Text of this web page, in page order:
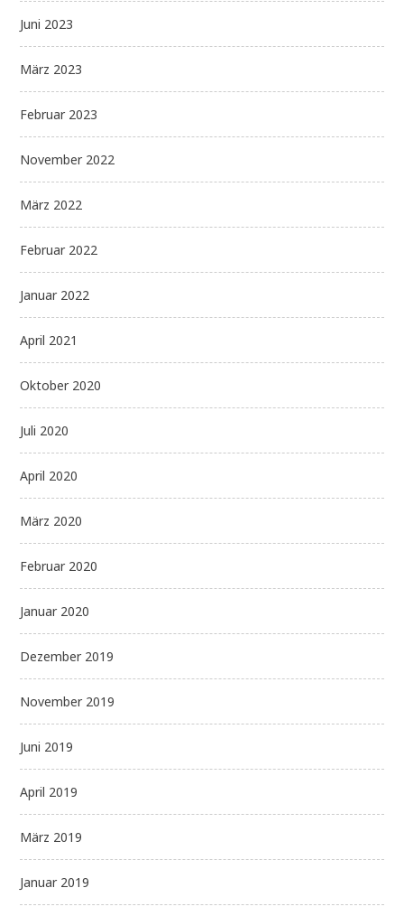
Juni 2023
März 2023
Februar 2023
November 2022
März 2022
Februar 2022
Januar 2022
April 2021
Oktober 2020
Juli 2020
April 2020
März 2020
Februar 2020
Januar 2020
Dezember 2019
November 2019
Juni 2019
April 2019
März 2019
Januar 2019